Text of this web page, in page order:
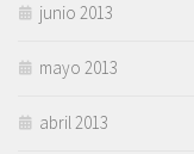
junio 2013
mayo 2013
abril 2013